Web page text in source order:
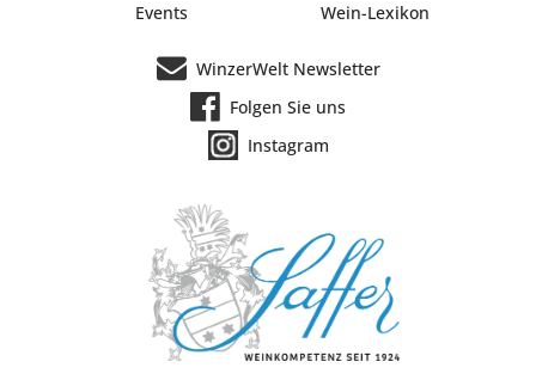
Events Wein-Lexikon
WinzerWelt Newsletter
Folgen Sie uns
Instagram